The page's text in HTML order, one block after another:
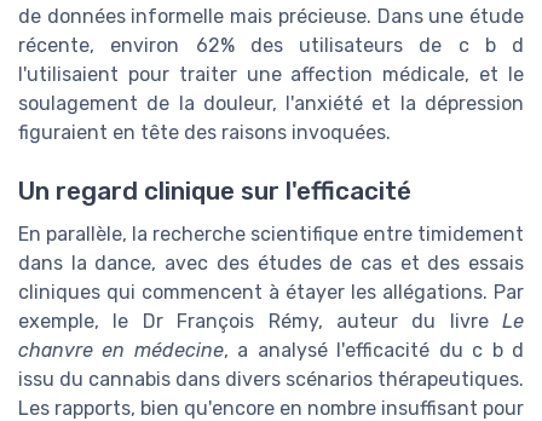
de données informelle mais précieuse. Dans une étude
récente, environ 62% des utilisateurs de c b d
l'utilisaient pour traiter une affection médicale, et le
soulagement de la douleur, l'anxiété et la dépression
figuraient en tête des raisons invoquées.
Un regard clinique sur l'efficacité
En parallèle, la recherche scientifique entre timidement
dans la dance, avec des études de cas et des essais
cliniques qui commencent à étayer les allégations. Par
exemple, le Dr François Rémy, auteur du livre Le
chanvre en médecine, a analysé l'efficacité du c b d
issu du cannabis dans divers scénarios thérapeutiques.
Les rapports, bien qu'encore en nombre insuffisant pour